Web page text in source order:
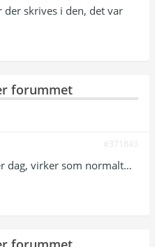
der skrives i den, det var
forummet
#371843
dag, virker som normalt…